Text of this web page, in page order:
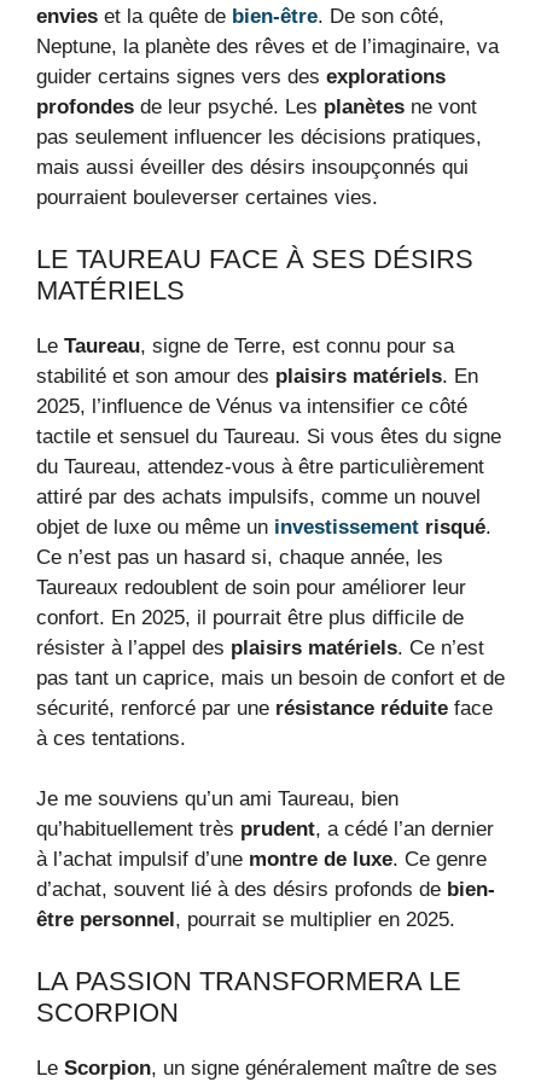
envies et la quête de bien-être. De son côté,
Neptune, la planète des rêves et de l’imaginaire, va
guider certains signes vers des explorations
profondes de leur psyché. Les planètes ne vont
pas seulement influencer les décisions pratiques,
mais aussi éveiller des désirs insoupçonnés qui
pourraient bouleverser certaines vies.
LE TAUREAU FACE À SES DÉSIRS
MATÉRIELS
Le Taureau, signe de Terre, est connu pour sa
stabilité et son amour des plaisirs matériels. En
2025, l’influence de Vénus va intensifier ce côté
tactile et sensuel du Taureau. Si vous êtes du signe
du Taureau, attendez-vous à être particulièrement
attiré par des achats impulsifs, comme un nouvel
objet de luxe ou même un investissement risqué.
Ce n’est pas un hasard si, chaque année, les
Taureaux redoublent de soin pour améliorer leur
confort. En 2025, il pourrait être plus difficile de
résister à l’appel des plaisirs matériels. Ce n’est
pas tant un caprice, mais un besoin de confort et de
sécurité, renforcé par une résistance réduite face
à ces tentations.
Je me souviens qu’un ami Taureau, bien
qu’habituellement très prudent, a cédé l’an dernier
à l’achat impulsif d’une montre de luxe. Ce genre
d’achat, souvent lié à des désirs profonds de bien-
être personnel , pourrait se multiplier en 2025.
LA PASSION TRANSFORMERA LE
SCORPION
Le Scorpion, un signe généralement maître de ses